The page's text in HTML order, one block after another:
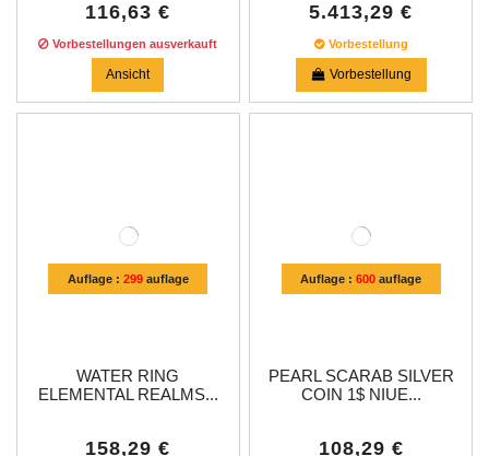
116,63 €
Vorbestellungen ausverkauft
Ansicht
5.413,29 €
Vorbestellung
Vorbestellung
Auflage : 299auflage
WATER RING
ELEMENTAL REALMS...
158,29 €
Auflage :600 auflage
PEARL SCARAB SILVER
COIN 1$ NIUE...
108,29 €